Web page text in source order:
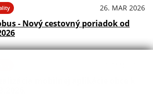
26. MAR 2026
- Nový cestovný poriadok od